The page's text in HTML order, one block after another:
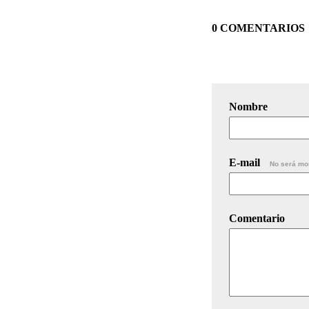
0 COMENTARIOS
Nombre
E-mail No será
Comentario